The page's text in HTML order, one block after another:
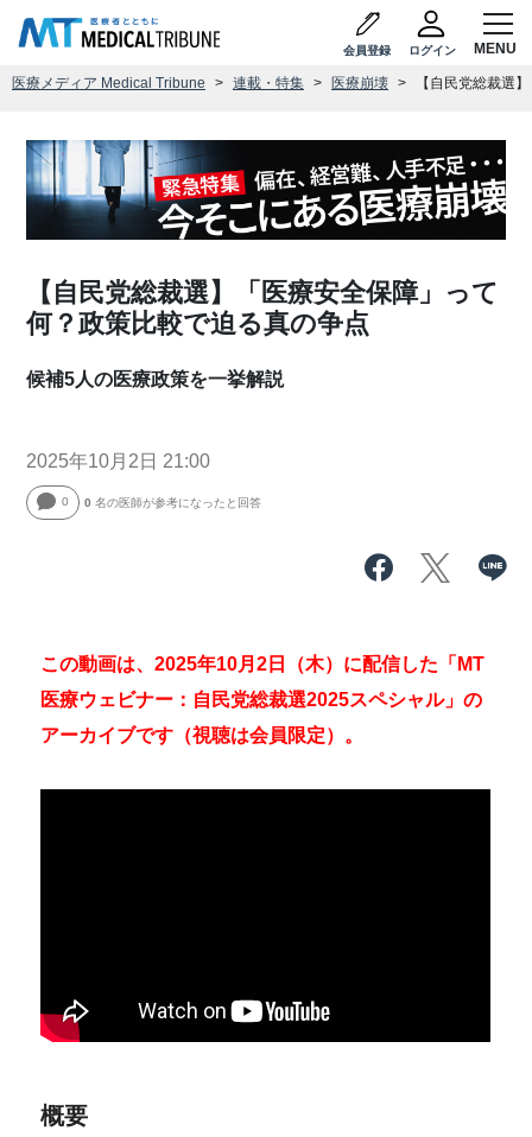
会員登録 ログイン
医療メディア Medical Tribune 連載・特集 医療崩壊 【自民党総裁選
【自民党総裁選】「医療安全保障」って
何？政策比較で迫る真の争点
候補5人の医療政策を一挙解説
2025年10月2日 21:00
0 0 名の医師が参考になったと回答
この動画は、2025年10月2日（木）に配信した「MT
医療ウェビナー：自民党総裁選2025スペシャル」の
アーカイブです（視聴は会員限定）。
概要